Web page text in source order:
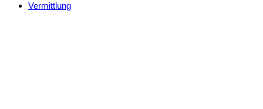
Vermittlung